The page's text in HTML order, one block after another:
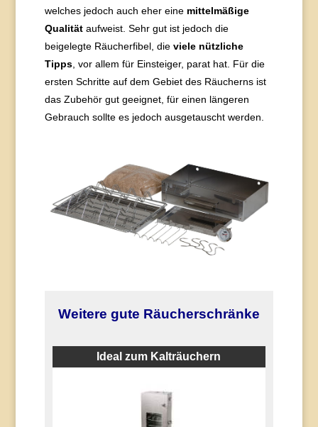
welches jedoch auch eher einemittelmäßige
Qualitätaufweist. Sehr gut ist jedoch die
beigelegte Räucherfibel, die viele nützliche
Tipps, vor allem für Einsteiger, parat hat. Für die
ersten Schritte auf dem Gebiet des Räucherns ist
das Zubehör gut geeignet, für einen längeren
Gebrauch sollte es jedoch ausgetauscht werden.
Weitere gute Räucherschränke
Ideal zum Kalträuchern